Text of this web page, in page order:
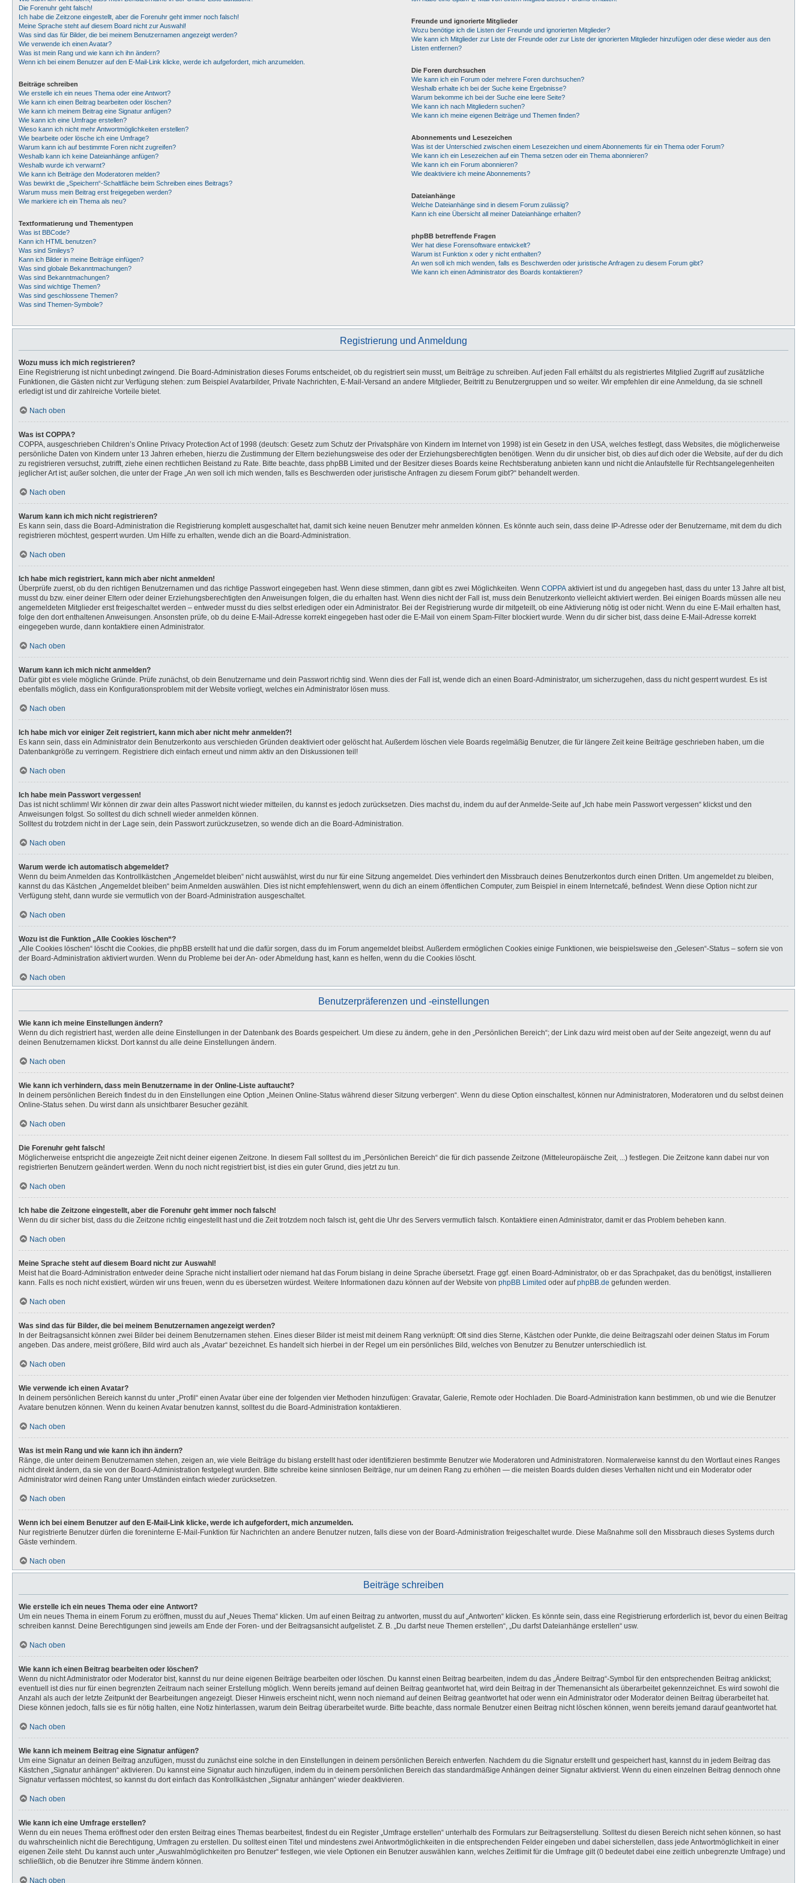
Die Forenuhr geht falsch!
Ich habe die Zeitzone eingestellt, aber die Forenuhr geht immer noch falsch!
Meine Sprache steht auf diesem Board nicht zur Auswahl!
Was sind das für Bilder, die bei meinem Benutzernamen angezeigt werden?
Wie verwende ich einen Avatar?
Was ist mein Rang und wie kann ich ihn ändern?
Wenn ich bei einem Benutzer auf den E-Mail-Link klicke, werde ich aufgefordert, mich anzumelden.
Beiträge schreiben
Wie erstelle ich ein neues Thema oder eine Antwort?
Wie kann ich einen Beitrag bearbeiten oder löschen?
Wie kann ich meinem Beitrag eine Signatur anfügen?
Wie kann ich eine Umfrage erstellen?
Wieso kann ich nicht mehr Antwortmöglichkeiten erstellen?
Wie bearbeite oder lösche ich eine Umfrage?
Warum kann ich auf bestimmte Foren nicht zugreifen?
Weshalb kann ich keine Dateianhänge anfügen?
Weshalb wurde ich verwarnt?
Wie kann ich Beiträge den Moderatoren melden?
Was bewirkt die „Speichern“-Schaltfläche beim Schreiben eines Beitrags?
Warum muss mein Beitrag erst freigegeben werden?
Wie markiere ich ein Thema als neu?
Textformatierung und Thementypen
Was ist BBCode?
Kann ich HTML benutzen?
Was sind Smileys?
Kann ich Bilder in meine Beiträge einfügen?
Was sind globale Bekanntmachungen?
Was sind Bekanntmachungen?
Was sind wichtige Themen?
Was sind geschlossene Themen?
Was sind Themen-Symbole?
Freunde und ignorierte Mitglieder
Wozu benötige ich die Listen der Freunde und ignorierten Mitglieder?
Wie kann ich Mitglieder zur Liste der Freunde oder zur Liste der ignorierten Mitglieder hinzufügen oder diese wieder aus den
Listen entfernen?
Die Foren durchsuchen
Wie kann ich ein Forum oder mehrere Foren durchsuchen?
Weshalb erhalte ich bei der Suche keine Ergebnisse?
Warum bekomme ich bei der Suche eine leere Seite?
Wie kann ich nach Mitgliedern suchen?
Wie kann ich meine eigenen Beiträge und Themen finden?
Abonnements und Lesezeichen
Was ist der Unterschied zwischen einem Lesezeichen und einem Abonnements für ein Thema oder Forum?
Wie kann ich ein Lesezeichen auf ein Thema setzen oder ein Thema abonnieren?
Wie kann ich ein Forum abonnieren?
Wie deaktiviere ich meine Abonnements?
Dateianhänge
Welche Dateianhänge sind in diesem Forum zulässig?
Kann ich eine Übersicht all meiner Dateianhänge erhalten?
phpBB betreffende Fragen
Wer hat diese Forensoftware entwickelt?
Warum ist Funktion x oder y nicht enthalten?
An wen soll ich mich wenden, falls es Beschwerden oder juristische Anfragen zu diesem Forum gibt?
Wie kann ich einen Administrator des Boards kontaktieren?
Registrierung und Anmeldung
Wozu muss ich mich registrieren?
Eine Registrierung ist nicht unbedingt zwingend. Die Board-Administration dieses Forums entscheidet, ob du registriert sein musst, um Beiträge zu schreiben. Auf jeden Fall erhältst du als registriertes Mitglied Zugriff auf zusätzliche
Funktionen, die Gästen nicht zur Verfügung stehen: zum Beispiel Avatarbilder, Private Nachrichten, E-Mail-Versand an andere Mitglieder, Beitritt zu Benutzergruppen und so weiter. Wir empfehlen dir eine Anmeldung, da sie schnell
erledigt ist und dir zahlreiche Vorteile bietet.
Nach oben
Was ist COPPA?
COPPA, ausgeschrieben Children’s Online Privacy Protection Act of 1998 (deutsch: Gesetz zum Schutz der Privatsphäre von Kindern im Internet von 1998) ist ein Gesetz in den USA, welches festlegt, dass Websites, die möglicherweise
persönliche Daten von Kindern unter 13 Jahren erheben, hierzu die Zustimmung der Eltern beziehungsweise des oder der Erziehungsberechtigten benötigen. Wenn du dir unsicher bist, ob dies auf dich oder die Website, auf der du dich
zu registrieren versuchst, zutrifft, ziehe einen rechtlichen Beistand zu Rate. Bitte beachte, dass phpBB Limited und der Besitzer dieses Boards keine Rechtsberatung anbieten kann und nicht die Anlaufstelle für Rechtsangelegenheiten
jeglicher Art ist; außer solchen, die unter der Frage „An wen soll ich mich wenden, falls es Beschwerden oder juristische Anfragen zu diesem Forum gibt?“ behandelt werden.
Nach oben
Warum kann ich mich nicht registrieren?
Es kann sein, dass die Board-Administration die Registrierung komplett ausgeschaltet hat, damit sich keine neuen Benutzer mehr anmelden können. Es könnte auch sein, dass deine IP-Adresse oder der Benutzername, mit dem du dich
registrieren möchtest, gesperrt wurden. Um Hilfe zu erhalten, wende dich an die Board-Administration.
Nach oben
Ich habe mich registriert, kann mich aber nicht anmelden!
Überprüfe zuerst, ob du den richtigen Benutzernamen und das richtige Passwort eingegeben hast. Wenn diese stimmen, dann gibt es zwei Möglichkeiten. Wenn COPPA aktiviert ist und du angegeben hast, dass du unter 13 Jahre alt bist,
musst du bzw. einer deiner Eltern oder deiner Erziehungsberechtigten den Anweisungen folgen, die du erhalten hast. Wenn dies nicht der Fall ist, muss dein Benutzerkonto vielleicht aktiviert werden. Bei einigen Boards müssen alle neu
angemeldeten Mitglieder erst freigeschaltet werden – entweder musst du dies selbst erledigen oder ein Administrator. Bei der Registrierung wurde dir mitgeteilt, ob eine Aktivierung nötig ist oder nicht. Wenn du eine E-Mail erhalten hast,
folge den dort enthaltenen Anweisungen. Ansonsten prüfe, ob du deine E-Mail-Adresse korrekt eingegeben hast oder die E-Mail von einem Spam-Filter blockiert wurde. Wenn du dir sicher bist, dass deine E-Mail-Adresse korrekt
eingegeben wurde, dann kontaktiere einen Administrator.
Nach oben
Warum kann ich mich nicht anmelden?
Dafür gibt es viele mögliche Gründe. Prüfe zunächst, ob dein Benutzername und dein Passwort richtig sind. Wenn dies der Fall ist, wende dich an einen Board-Administrator, um sicherzugehen, dass du nicht gesperrt wurdest. Es ist
ebenfalls möglich, dass ein Konfigurationsproblem mit der Website vorliegt, welches ein Administrator lösen muss.
Nach oben
Ich habe mich vor einiger Zeit registriert, kann mich aber nicht mehr anmelden?!
Es kann sein, dass ein Administrator dein Benutzerkonto aus verschieden Gründen deaktiviert oder gelöscht hat. Außerdem löschen viele Boards regelmäßig Benutzer, die für längere Zeit keine Beiträge geschrieben haben, um die
Datenbankgröße zu verringern. Registriere dich einfach erneut und nimm aktiv an den Diskussionen teil!
Nach oben
Ich habe mein Passwort vergessen!
Das ist nicht schlimm! Wir können dir zwar dein altes Passwort nicht wieder mitteilen, du kannst es jedoch zurücksetzen. Dies machst du, indem du auf der Anmelde-Seite auf „Ich habe mein Passwort vergessen“ klickst und den
Anweisungen folgst. So solltest du dich schnell wieder anmelden können.
Solltest du trotzdem nicht in der Lage sein, dein Passwort zurückzusetzen, so wende dich an die Board-Administration.
Nach oben
Warum werde ich automatisch abgemeldet?
Wenn du beim Anmelden das Kontrollkästchen „Angemeldet bleiben“ nicht auswählst, wirst du nur für eine Sitzung angemeldet. Dies verhindert den Missbrauch deines Benutzerkontos durch einen Dritten. Um angemeldet zu bleiben,
kannst du das Kästchen „Angemeldet bleiben“ beim Anmelden auswählen. Dies ist nicht empfehlenswert, wenn du dich an einem öffentlichen Computer, zum Beispiel in einem Internetcafé, befindest. Wenn diese Option nicht zur
Verfügung steht, dann wurde sie vermutlich von der Board-Administration ausgeschaltet.
Nach oben
Wozu ist die Funktion „Alle Cookies löschen“?
„Alle Cookies löschen“ löscht die Cookies, die phpBB erstellt hat und die dafür sorgen, dass du im Forum angemeldet bleibst. Außerdem ermöglichen Cookies einige Funktionen, wie beispielsweise den „Gelesen“-Status – sofern sie von
der Board-Administration aktiviert wurden. Wenn du Probleme bei der An- oder Abmeldung hast, kann es helfen, wenn du die Cookies löscht.
Nach oben
Benutzerpräferenzen und -einstellungen
Wie kann ich meine Einstellungen ändern?
Wenn du dich registriert hast, werden alle deine Einstellungen in der Datenbank des Boards gespeichert. Um diese zu ändern, gehe in den „Persönlichen Bereich“; der Link dazu wird meist oben auf der Seite angezeigt, wenn du auf
deinen Benutzernamen klickst. Dort kannst du alle deine Einstellungen ändern.
Nach oben
Wie kann ich verhindern, dass mein Benutzername in der Online-Liste auftaucht?
In deinem persönlichen Bereich findest du in den Einstellungen eine Option „Meinen Online-Status während dieser Sitzung verbergen“. Wenn du diese Option einschaltest, können nur Administratoren, Moderatoren und du selbst deinen
Online-Status sehen. Du wirst dann als unsichtbarer Besucher gezählt.
Nach oben
Die Forenuhr geht falsch!
Möglicherweise entspricht die angezeigte Zeit nicht deiner eigenen Zeitzone. In diesem Fall solltest du im „Persönlichen Bereich“ die für dich passende Zeitzone (Mitteleuropäische Zeit, ...) festlegen. Die Zeitzone kann dabei nur von
registrierten Benutzern geändert werden. Wenn du noch nicht registriert bist, ist dies ein guter Grund, dies jetzt zu tun.
Nach oben
Ich habe die Zeitzone eingestellt, aber die Forenuhr geht immer noch falsch!
Wenn du dir sicher bist, dass du die Zeitzone richtig eingestellt hast und die Zeit trotzdem noch falsch ist, geht die Uhr des Servers vermutlich falsch. Kontaktiere einen Administrator, damit er das Problem beheben kann.
Nach oben
Meine Sprache steht auf diesem Board nicht zur Auswahl!
Meist hat die Board-Administration entweder deine Sprache nicht installiert oder niemand hat das Forum bislang in deine Sprache übersetzt. Frage ggf. einen Board-Administrator, ob er das Sprachpaket, das du benötigst, installieren
kann. Falls es noch nicht existiert, würden wir uns freuen, wenn du es übersetzen würdest. Weitere Informationen dazu können auf der Website von phpBB Limited oder aufphpBB.de gefunden werden.
Nach oben
Was sind das für Bilder, die bei meinem Benutzernamen angezeigt werden?
In der Beitragsansicht können zwei Bilder bei deinem Benutzernamen stehen. Eines dieser Bilder ist meist mit deinem Rang verknüpft: Oft sind dies Sterne, Kästchen oder Punkte, die deine Beitragszahl oder deinen Status im Forum
angeben. Das andere, meist größere, Bild wird auch als „Avatar“ bezeichnet. Es handelt sich hierbei in der Regel um ein persönliches Bild, welches von Benutzer zu Benutzer unterschiedlich ist.
Nach oben
Wie verwende ich einen Avatar?
In deinem persönlichen Bereich kannst du unter „Profil“ einen Avatar über eine der folgenden vier Methoden hinzufügen: Gravatar, Galerie, Remote oder Hochladen. Die Board-Administration kann bestimmen, ob und wie die Benutzer
Avatare benutzen können. Wenn du keinen Avatar benutzen kannst, solltest du die Board-Administration kontaktieren.
Nach oben
Was ist mein Rang und wie kann ich ihn ändern?
Ränge, die unter deinem Benutzernamen stehen, zeigen an, wie viele Beiträge du bislang erstellt hast oder identifizieren bestimmte Benutzer wie Moderatoren und Administratoren. Normalerweise kannst du den Wortlaut eines Ranges
nicht direkt ändern, da sie von der Board-Administration festgelegt wurden. Bitte schreibe keine sinnlosen Beiträge, nur um deinen Rang zu erhöhen — die meisten Boards dulden dieses Verhalten nicht und ein Moderator oder
Administrator wird deinen Rang unter Umständen einfach wieder zurücksetzen.
Nach oben
Wenn ich bei einem Benutzer auf den E-Mail-Link klicke, werde ich aufgefordert, mich anzumelden.
Nur registrierte Benutzer dürfen die foreninterne E-Mail-Funktion für Nachrichten an andere Benutzer nutzen, falls diese von der Board-Administration freigeschaltet wurde. Diese Maßnahme soll den Missbrauch dieses Systems durch
Gäste verhindern.
Nach oben
Beiträge schreiben
Wie erstelle ich ein neues Thema oder eine Antwort?
Um ein neues Thema in einem Forum zu eröffnen, musst du auf „Neues Thema“ klicken. Um auf einen Beitrag zu antworten, musst du auf „Antworten“ klicken. Es könnte sein, dass eine Registrierung erforderlich ist, bevor du einen Beitrag
schreiben kannst. Deine Berechtigungen sind jeweils am Ende der Foren- und der Beitragsansicht aufgelistet. Z. B. „Du darfst neue Themen erstellen“, „Du darfst Dateianhänge erstellen“ usw.
Nach oben
Wie kann ich einen Beitrag bearbeiten oder löschen?
Wenn du nicht Administrator oder Moderator bist, kannst du nur deine eigenen Beiträge bearbeiten oder löschen. Du kannst einen Beitrag bearbeiten, indem du das „Ändere Beitrag“-Symbol für den entsprechenden Beitrag anklickst;
eventuell ist dies nur für einen begrenzten Zeitraum nach seiner Erstellung möglich. Wenn bereits jemand auf deinen Beitrag geantwortet hat, wird dein Beitrag in der Themenansicht als überarbeitet gekennzeichnet. Es wird sowohl die
Anzahl als auch der letzte Zeitpunkt der Bearbeitungen angezeigt. Dieser Hinweis erscheint nicht, wenn noch niemand auf deinen Beitrag geantwortet hat oder wenn ein Administrator oder Moderator deinen Beitrag überarbeitet hat.
Diese können jedoch, falls sie es für nötig halten, eine Notiz hinterlassen, warum dein Beitrag überarbeitet wurde. Bitte beachte, dass normale Benutzer einen Beitrag nicht löschen können, wenn bereits jemand darauf geantwortet hat.
Nach oben
Wie kann ich meinem Beitrag eine Signatur anfügen?
Um eine Signatur an deinen Beitrag anzufügen, musst du zunächst eine solche in den Einstellungen in deinem persönlichen Bereich entwerfen. Nachdem du die Signatur erstellt und gespeichert hast, kannst du in jedem Beitrag das
Kästchen „Signatur anhängen“ aktivieren. Du kannst eine Signatur auch hinzufügen, indem du in deinem persönlichen Bereich das standardmäßige Anhängen deiner Signatur aktivierst. Wenn du einen einzelnen Beitrag dennoch ohne
Signatur verfassen möchtest, so kannst du dort einfach das Kontrollkästchen „Signatur anhängen“ wieder deaktivieren.
Nach oben
Wie kann ich eine Umfrage erstellen?
Wenn du ein neues Thema eröffnest oder den ersten Beitrag eines Themas bearbeitest, findest du ein Register „Umfrage erstellen“ unterhalb des Formulars zur Beitragserstellung. Solltest du diesen Bereich nicht sehen können, so hast
du wahrscheinlich nicht die Berechtigung, Umfragen zu erstellen. Du solltest einen Titel und mindestens zwei Antwortmöglichkeiten in die entsprechenden Felder eingeben und dabei sicherstellen, dass jede Antwortmöglichkeit in einer
eigenen Zeile steht. Du kannst auch unter „Auswahlmöglichkeiten pro Benutzer“ festlegen, wie viele Optionen ein Benutzer auswählen kann, welches Zeitlimit für die Umfrage gilt (0 bedeutet dabei eine zeitlich unbegrenzte Umfrage) und
schließlich, ob die Benutzer ihre Stimme ändern können.
Nach oben